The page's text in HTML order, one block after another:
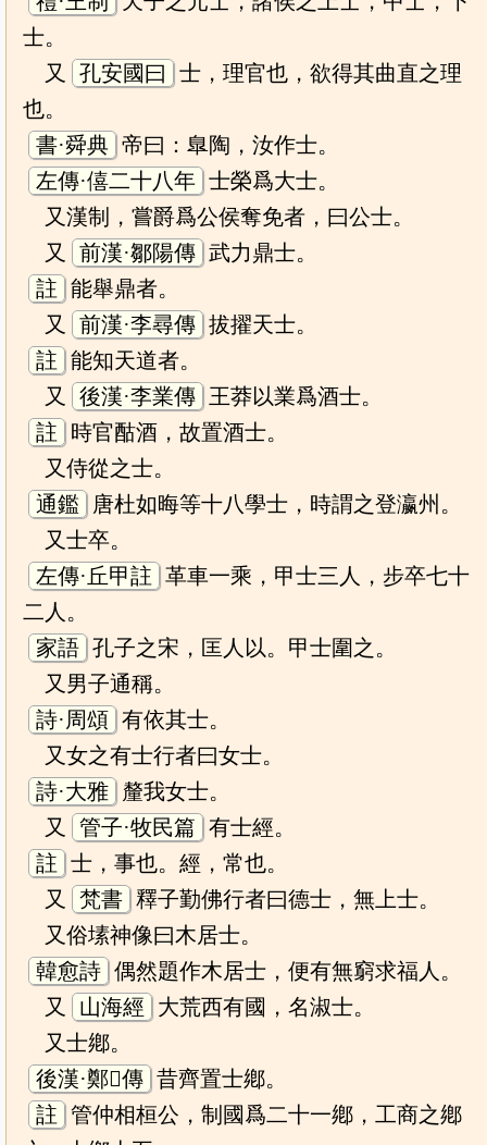
士。
又
孔安國曰
士，理官也，欲得其曲直之理
也。
書·舜典 帝曰：臯陶，汝作士。
左傳·僖二十八年 士榮爲大士。
又漢制，嘗爵爲公侯奪免者，曰公士。
又
前漢·鄒陽傳 武力鼎士。
註 能舉鼎者。
又
前漢·李尋傳 拔擢天士。
註 能知天道者。
又
後漢·李業傳 王莽以業爲酒士。
註
時官酤酒，故置酒士。
又侍從之士。
通鑑
唐杜如晦等十八學士，時謂之登瀛州。
又士卒。
左傳·丘甲註 革車一乘，甲士三人，步卒七十
二人。
家語 孔子之宋，匡人以。甲士圍之。
又男子通稱。
詩·周頌 有依其士。
又女之有士行者曰女士。
詩·大雅
釐我女士。
又
管子·牧民篇 有士經。
註 士，事也。經，常也。
又
梵書 釋子勤佛行者曰德士，無上士。
又俗塐神像曰木居士。
韓愈詩 偶然題作木居士，便有無窮求福人。
又
山海經
大荒西有國，名淑士。
又士鄕。
後漢·鄭𤣥傳 昔齊置士鄕。
註 管仲相桓公，制國爲二十一鄕，工商之鄕